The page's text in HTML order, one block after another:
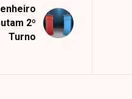
2º
Turno